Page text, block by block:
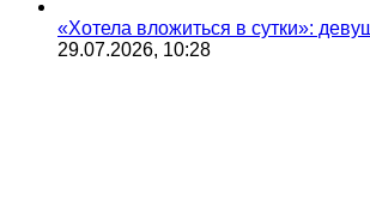
«Хотела вложиться в сутки»:
29.07.2026, 10:28